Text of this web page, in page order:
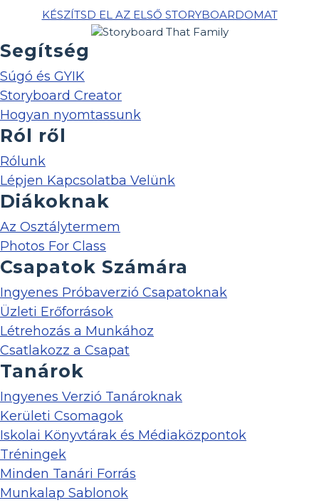
KÉSZÍTSD EL AZ ELSŐ STORYBOARDOMAT
Segítség
Súgó és GYIK
Storyboard Creator
Hogyan nyomtassunk
Ról ről
Rólunk
Lépjen Kapcsolatba Velünk
Diákoknak
Az Osztálytermem
Photos For Class
Csapatok Számára
Ingyenes Próbaverzió Csapatoknak
Üzleti Erőforrások
Létrehozás a Munkához
Csatlakozz a Csapat
Tanárok
Ingyenes Verzió Tanároknak
Kerületi Csomagok
Iskolai Könyvtárak és Médiaközpontok
Tréningek
Minden Tanári Forrás
Munkalap Sablonok